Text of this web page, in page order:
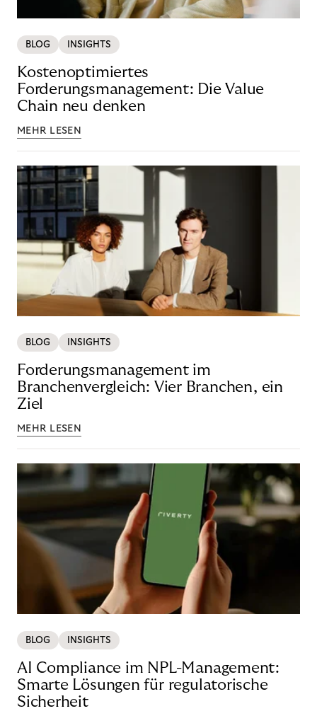
BLOG INSIGHTS
Kostenoptimiertes
Forderungsmanagement: Die Value
Chain neu denken
MEHR LESEN
BLOG INSIGHTS
Forderungsmanagement im
Branchenvergleich: Vier Branchen, ein
Ziel
MEHR LESEN
BLOG INSIGHTS
AI Compliance im NPL-Management:
Smarte Lösungen für regulatorische
Sicherheit